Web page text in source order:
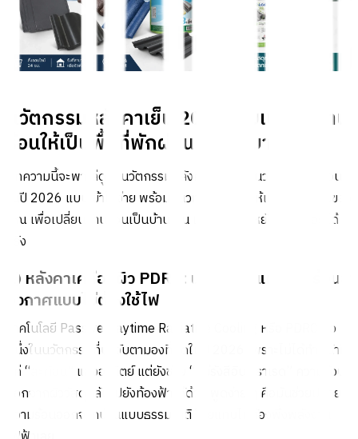
นวัตกรรมหลังคาเย็น 2026 ช่วยเปลี่ยนบ้าน
ร้อนให้เป็นพื้นที่พักผ่อนที่เย็นสบาย
บทความนี้จะพาไล่ดู 5 นวัตกรรมหลังคาเย็นและฉนวนกันความร้อน
ในปี 2026 แบบเข้าใจง่าย พร้อมแนวทางเลือกใช้ให้เหมาะกับบ้านของ
คุณ เพื่อเปลี่ยนบ้านร้อนเป็นบ้านเย็น และช่วยประหยัดค่าไฟแอร์ได้
จริง
1) หลังคาเคลือบผิว PDRC: นวัตกรรมแผ่ความร้อนสู่
อวกาศแบบไม่ต้องใช้ไฟ
เทคโนโลยี Passive Daytime Radiative Cooling หรือ PDRC คือ
หนึ่งในนวัตกรรมที่น่าจับตามองที่สุดในปี 2026 เพราะไม่ได้ทำหน้าที่
แค่ “สะท้อน” แสงอาทิตย์ แต่ยังช่วย “แผ่รังสีอินฟราเรด” ความร้อน
ออกจากผิววัสดุกลับไปยังท้องฟ้าได้ด้วย พูดง่าย ๆ คือมันช่วยปล่อย
ความร้อนออกจากบ้านแบบธรรมชาติ โดยแทบไม่ต้องพึ่งพลังงาน